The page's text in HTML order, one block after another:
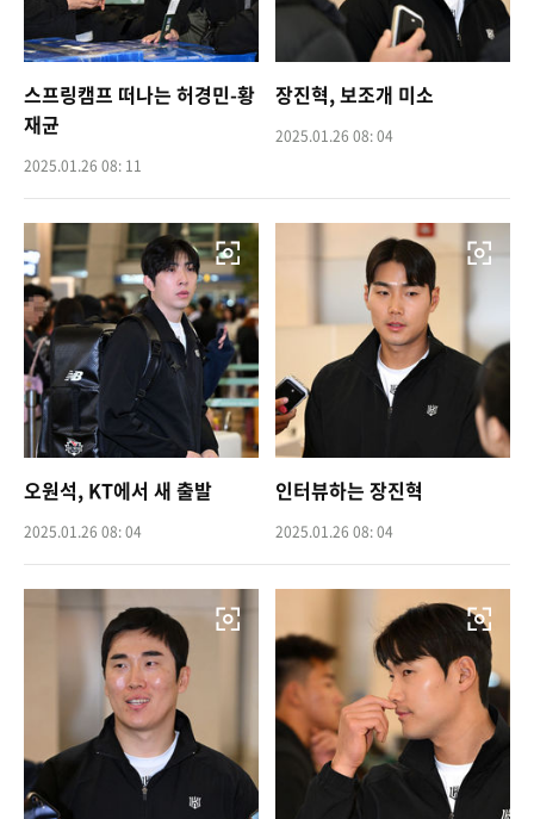
스프링캠프 떠나는 허경민-황
재균
2025.01.26 08: 11
장진혁, 보조개 미소
2025.01.26 08: 04
오원석, KT에서 새 출발
2025.01.26 08: 04
인터뷰하는 장진혁
2025.01.26 08: 04